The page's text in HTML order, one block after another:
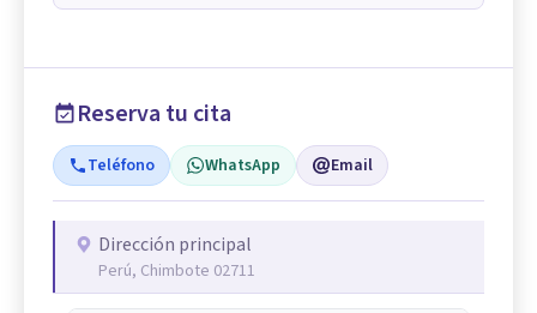
Reserva tu cita
Teléfono WhatsApp Email
Dirección principal
Perú, Chimbote 02711